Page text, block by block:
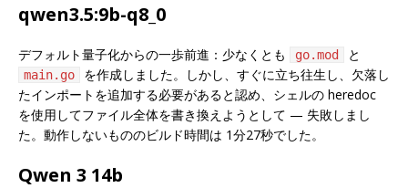
qwen3.5:9b-q8_0
デフォルト量子化からの一歩前進：少なくとも go.mod と
main.go
を作成しました。しかし、すぐに立ち往生し、欠落し
たインポートを追加する必要があると認め、シェルの heredoc
を使用してファイル全体を書き換えようとして — 失敗しまし
た。動作しないもののビルド時間は 1分27秒でした。
Qwen 3 14b